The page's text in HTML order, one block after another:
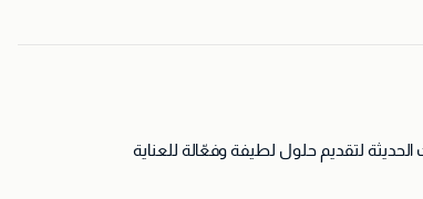
لتقديم حلول لطيفة وفعّالة للعناية